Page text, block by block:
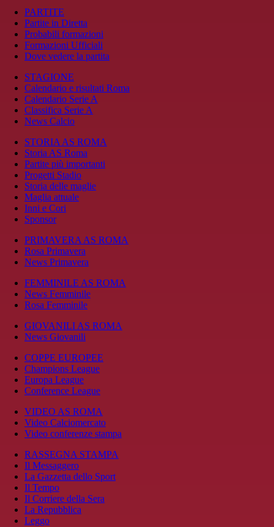
PARTITE
Partite in Diretta
Probabili formazioni
Formazioni Ufficiali
Dove vedere la partita
STAGIONE
Calendario e risultati Roma
Calendario Serie A
Classifica Serie A
News Calcio
STORIA AS ROMA
Storia AS Roma
Partite più importanti
Progetti Stadio
Storia delle maglie
Maglia attuale
Inni e Cori
Sponsor
PRIMAVERA AS ROMA
Rosa Primavera
News Primavera
FEMMINILE AS ROMA
News Femminile
Rosa Femminile
GIOVANILI AS ROMA
News Giovanili
COPPE EUROPEE
Champions League
Europa League
Conference League
VIDEO AS ROMA
Video Calciomercato
Video conferenze stampa
RASSEGNA STAMPA
Il Messaggero
La Gazzetta dello Sport
Il Tempo
Il Corriere della Sera
La Repubblica
Leggo